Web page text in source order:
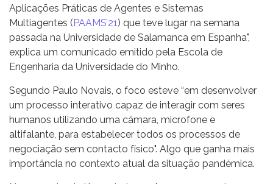
Aplicações Práticas de Agentes e Sistemas
Multiagentes (PAAMS’21 ) que teve lugar na semana
passada na Universidade de Salamanca em Espanha",
explica um comunicado emitido pela Escola de
Engenharia da Universidade do Minho.
Segundo Paulo Novais, o foco esteve “em desenvolver
um processo interativo capaz de interagir com seres
humanos utilizando uma câmara, microfone e
altifalante, para estabelecer todos os processos de
negociação sem contacto físico". Algo que ganha mais
importância no contexto atual da situação pandémica.